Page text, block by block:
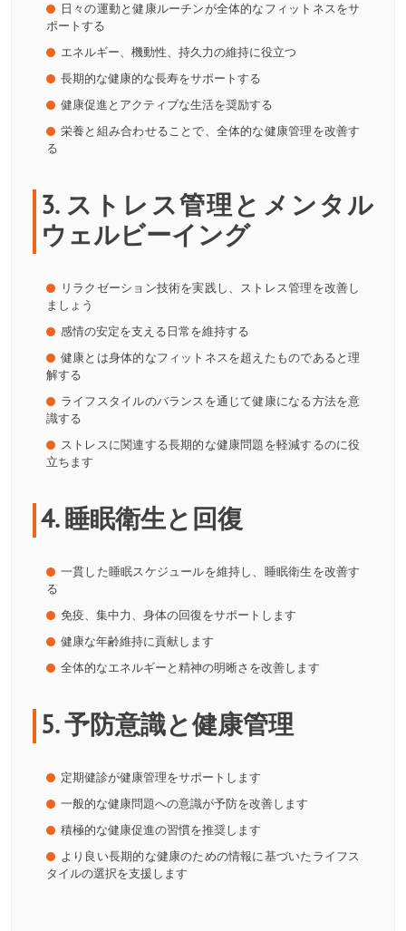
日々の運動と健康ルーチンが全体的なフィットネスをサ
ポートする
エネルギー、機動性、持久力の維持に役立つ
長期的な健康的な長寿をサポートする
健康促進とアクティブな生活を奨励する
栄養と組み合わせることで、全体的な健康管理を改善す
る
3. ストレス管理とメンタル
ウェルビーイング
リラクゼーション技術を実践し、ストレス管理を改善し
ましょう
感情の安定を支える日常を維持する
健康とは身体的なフィットネスを超えたものであると理
解する
ライフスタイルのバランスを通じて健康になる方法を意
識する
ストレスに関連する長期的な健康問題を軽減するのに役
立ちます
4. 睡眠衛生と回復
一貫した睡眠スケジュールを維持し、睡眠衛生を改善す
る
免疫、集中力、身体の回復をサポートします
健康な年齢維持に貢献します
全体的なエネルギーと精神の明晰さを改善します
5. 予防意識と健康管理
定期健診が健康管理をサポートします
一般的な健康問題への意識が予防を改善します
積極的な健康促進の習慣を推奨します
より良い長期的な健康のための情報に基づいたライフス
タイルの選択を支援します